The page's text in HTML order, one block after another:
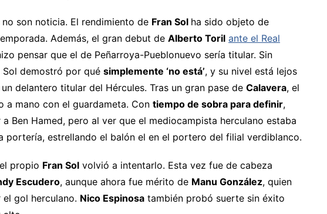
son noticia. El rendimiento de Fran Sol ha sido objeto de
Además, el gran debut de Alberto Toril ante el Real
pensar que el de Peñarroya-Pueblonuevo sería titular. Sin
demostró por qué simplemente ‘no está’, y su nivel está lejos
delantero titular del Hércules. Tras un gran pase de Calavera, el
a mano con el guardameta. Con tiempo de sobra para definir,
Ben Hamed, pero al ver que el mediocampista herculano estaba
portería, estrellando el balón el en el portero del filial verdiblanco.
propio Fran Sol volvió a intentarlo. Esta vez fue de cabeza
Escudero, aunque ahora fue mérito de Manu González, quien
el gol herculano. Nico Espinosa también probó suerte sin éxito